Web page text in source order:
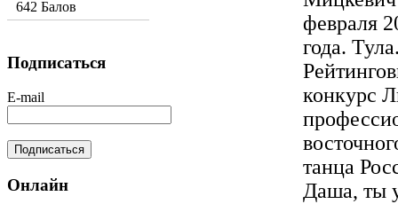
февраля
года.
конкурс
танца
Даша, ты
642 Балов
Подписаться
E-mail
Онлайн